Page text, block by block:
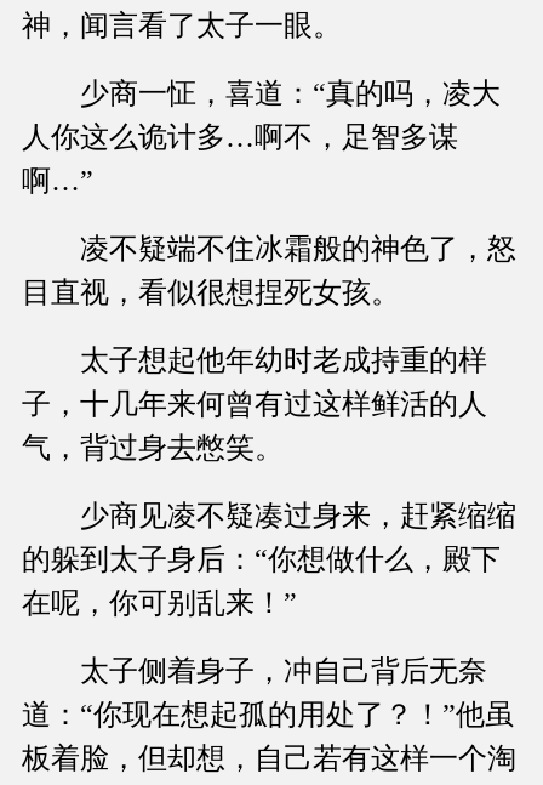
神，闻言看了太子一眼。
少商一怔，喜道：“真的吗，凌大
人你这么诡计多…啊不，足智多谋
啊…”
凌不疑端不住冰霜般的神色了，怒
目直视，看似很想捏死女孩。
太子想起他年幼时老成持重的样
子，十几年来何曾有过这样鲜活的人
气，背过身去憋笑。
少商见凌不疑凑过身来，赶紧缩缩
的躲到太子身后：“你想做什么，殿下
在呢，你可别乱来！”
太子侧着身子，冲自己背后无奈
道：“你现在想起孤的用处了？！”他虽
板着脸，但却想，自己若有这样一个淘